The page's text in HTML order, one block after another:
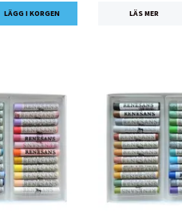
LÄS MER